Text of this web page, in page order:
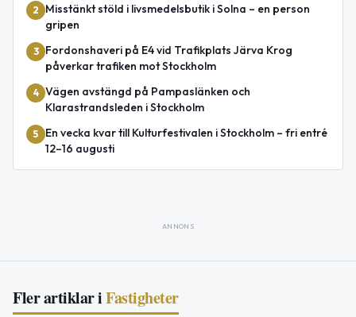
2
Misstänkt stöld i livsmedelsbutik i Solna – en person
gripen
3
Fordonshaveri på E4 vid Trafikplats Järva Krog
påverkar trafiken mot Stockholm
4 Vägen avstängd på Pampaslänken och
Klarastrandsleden i Stockholm
5
En vecka kvar till Kulturfestivalen i Stockholm – fri entré
12–16 augusti
ANNONS
Fler artiklar iFastigheter